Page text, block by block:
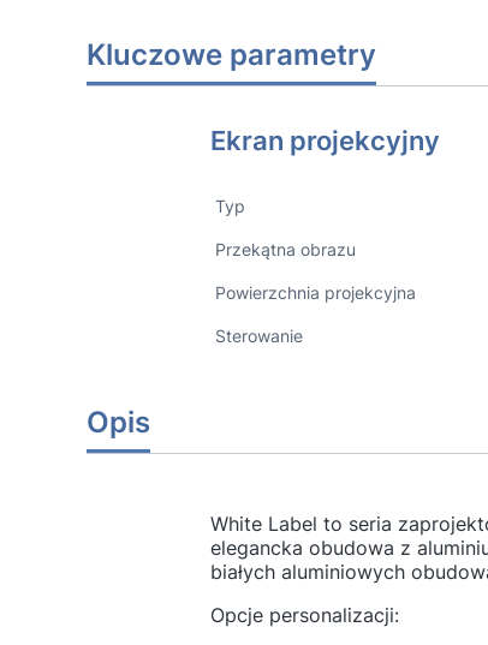
Kluczowe parametry
Ekran projekcyjny
Typ
Przekątna obrazu
Powierzchnia projekcyjna
Sterowanie
Opis
White Label to seria
elegancka obudowa z
białych aluminiowych
Opcje personalizacji: